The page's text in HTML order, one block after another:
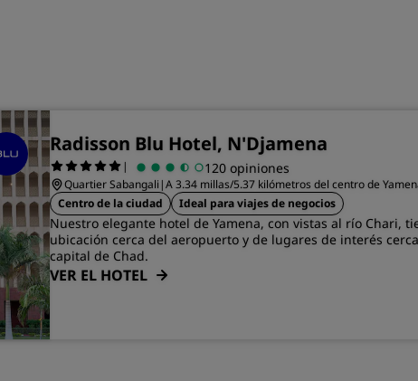
Radisson Blu Hotel, N'Djamena
| 120 opiniones
Quartier Sabangali |A 3.34 millas/5.37 kilómetros del centro de
Centro de la ciudad
Ideal para viajes de negocios
Nuestro elegante hotel de Yamena, con vistas al río Chari,
ubicación cerca del aeropuerto y de lugares de interés
capital de Chad.
VER EL HOTEL